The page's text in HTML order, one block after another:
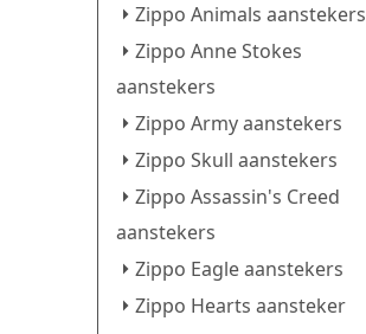
Zippo Animals aanstekers
Zippo Anne Stokes
aanstekers
Zippo Army aanstekers
Zippo Skull aanstekers
Zippo Assassin's Creed
aanstekers
Zippo Eagle aanstekers
Zippo Hearts aansteker